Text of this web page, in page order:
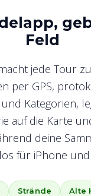
Feld
jede Tour
per GPS,
Kategorien,
auf die Karte
deine
für iPhone und
Strände Alte